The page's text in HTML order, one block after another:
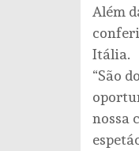
Além
Itália.
“São
nossa